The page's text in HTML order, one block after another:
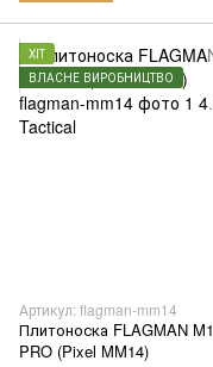
ХІТ
ВЛАСНЕ ВИРОБНИЦТВО
Артикул: flagman-mm14
Плитоноска FLAGMAN M1
PRO (Pixel MM14)